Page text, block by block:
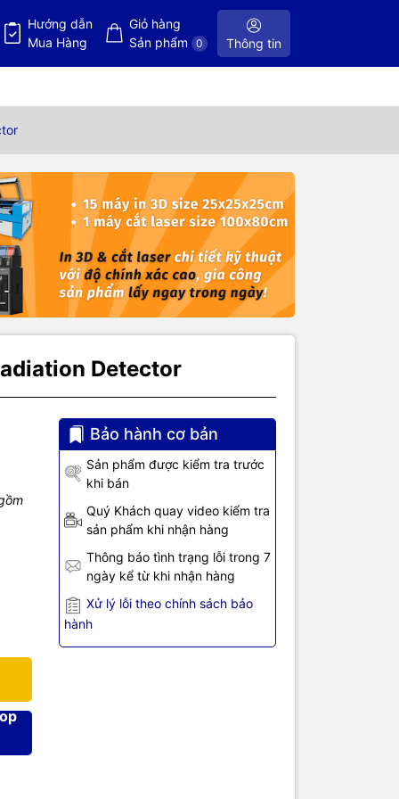
Hướng dẫn
Mua Hàng
Giỏ hàng
Sản phẩm
0 Thông tin
Detector
Bảo hành cơ bản
Sản phẩm được kiểm tra trước
khi bán
Quý Khách quay video kiểm tra
sản phẩm khi nhận hàng
Thông báo tình trạng lỗi trong 7
ngày kể từ khi nhận hàng
Xử lý lỗi theo chính sách bảo
hành
đọc kỹ
dụng
máy sẽ